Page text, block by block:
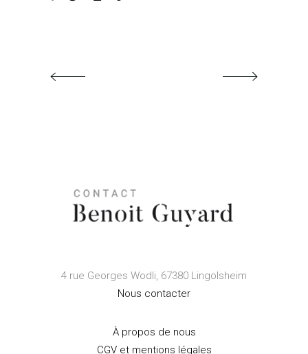
4 rue Georges Wodli, 67380 Lingolsheim
Nous contacter
À propos de nous
CGV et mentions légales